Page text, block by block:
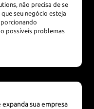
não precisa de se
seu negócio esteja
possíveis problemas
sua empresa